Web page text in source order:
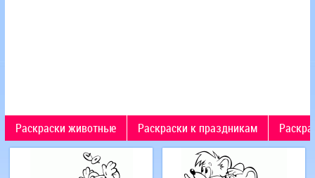
Раскраски животные Раскраски к праздникам